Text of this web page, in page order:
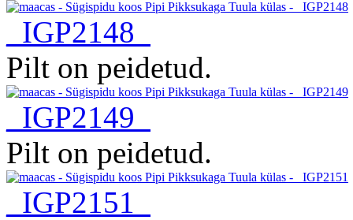
_IGP2148
Pilt on peidetud.
_IGP2149
Pilt on peidetud.
_IGP2151